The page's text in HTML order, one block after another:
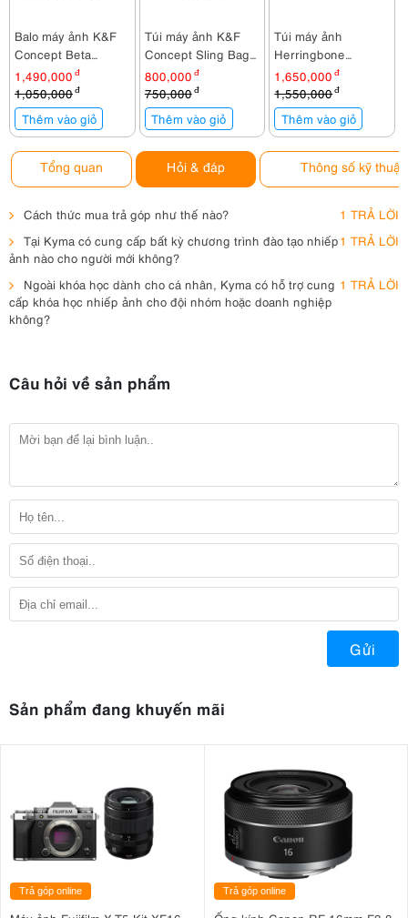
Balo máy ảnh K&F
Concept Beta
KF13.140
1,490,000 đ
1,050,000đ
Thêm vào giỏ
Túi máy ảnh K&F
Concept Sling Bag
KF13.141V2
800,000 đ
750,000 đ
Thêm vào giỏ
Túi máy ảnh
Herringbone
Timecode Small
Brown
1,650,000 đ
1,550,000đ
Thêm vào giỏ
Tổng quan Hỏi & đáp Thông số kỹ thuật
Cách thức mua trả góp như thế nào?
1 TRẢ LỜI
Tại Kyma có cung cấp bất kỳ chương trình đào tạo nhiếp
ảnh nào cho người mới không?
1 TRẢ LỜI
Ngoài khóa học dành cho cá nhân, Kyma có hỗ trợ cung
cấp khóa học nhiếp ảnh cho đội nhóm hoặc doanh nghiệp
không?
1 TRẢ LỜI
Câu hỏi về sản phẩm
Gửi
Sản phẩm đang khuyến mãi
Trả góp online Trả góp online